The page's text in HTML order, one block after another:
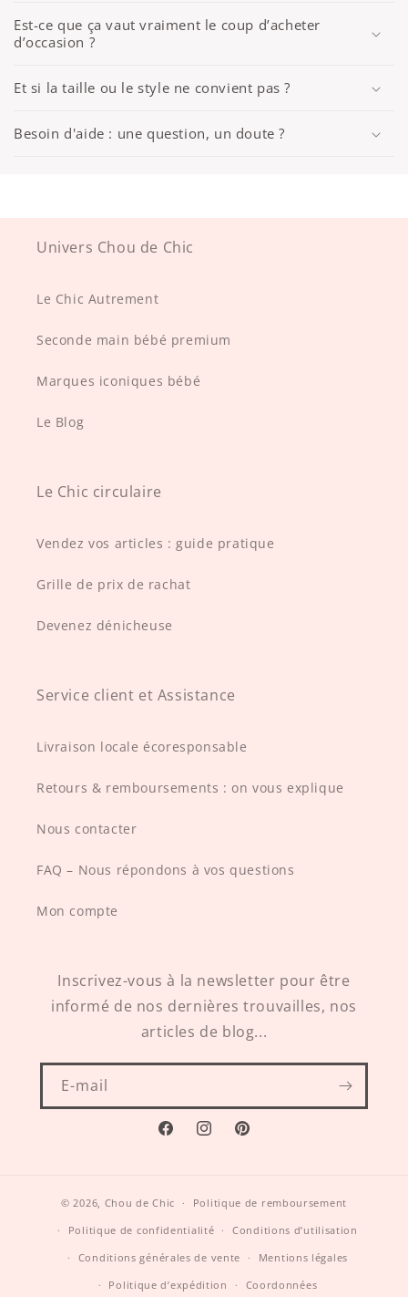
Est-ce que ça vaut vraiment le coup d’acheter
d’occasion ?
Et si la taille ou le style ne convient pas ?
Besoin d'aide : une question, un doute ?
Univers Chou de Chic
Le Chic Autrement
Seconde main bébé premium
Marques iconiques bébé
Le Blog
Le Chic circulaire
Vendez vos articles : guide pratique
Grille de prix de rachat
Devenez dénicheuse
Service client et Assistance
Livraison locale écoresponsable
Retours & remboursements : on vous explique
Nous contacter
FAQ – Nous répondons à vos questions
Mon compte
Inscrivez-vous à la newsletter pour être
informé de nos dernières trouvailles, nos
articles de blog...
E-mail
FacebookInstagramPinterest
© 2026, Chou de Chic
Politique de remboursement
Politique de confidentialité
Conditions d’utilisation
Conditions générales de vente
Mentions légales
Politique d’expédition
Coordonnées